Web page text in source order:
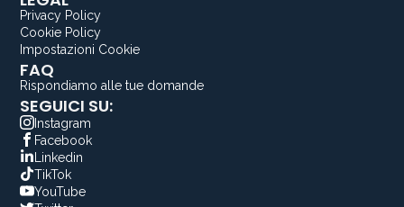
Privacy Policy
Cookie Policy
Impostazioni Cookie
FAQ
Rispondiamo alle tue domande
SEGUICI SU:
Instagram
Facebook
Linkedin
TikTok
YouTube